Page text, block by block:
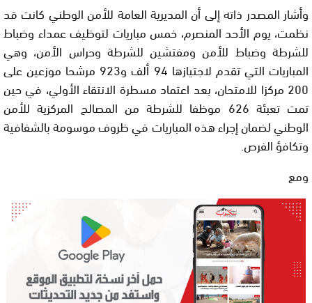
وأشار المصدر ذاته إلى أن المديرية العامة للأمن الوطني كانت قد
نظمت، يوم الأحد المنصرم، خمس مباريات لتوظيف عمداء وضباط
للشرطة وضباط للأمن ومفتشين للشرطة وحراس الأمن، وهي
المباريات التي تقدم لاجتيازها 94 ألف و923 مرشحا موزعين على
200 مركزا للامتحان، بعد اعتماد مسطرة الانتقاء الأولي، في حين
تمت تعبئة 626 موظفا للشرطة من المصالح المركزية للأمن
الوطني لضمان إجراء هذه المباريات في ظروف موسومة بالشفافية
وتكافؤ الفرص.
ومع